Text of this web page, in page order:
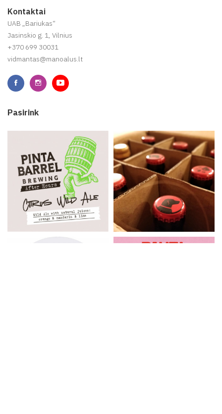
Kontaktai
UAB „Bariukas“
Jasinskio g. 1, Vilnius
+370 699 30031
vidmantas@manoalus.lt
Pasirink